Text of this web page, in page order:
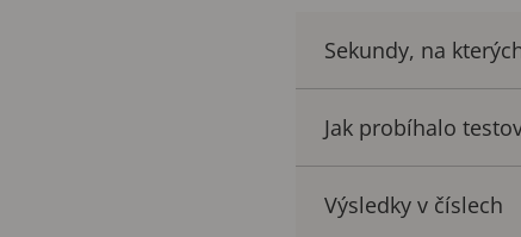
Sekundy, na
Jak probíhalo
Výsledky v číslech